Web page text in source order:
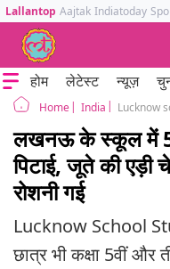
Lallantop Aajtak Indiatoday
होम लेटेस्ट न्यूज़
Home India
लखनऊ के स्कूल में
पिटाई, जूते की
रोशनी गई
Lucknow School
छात्र भी कक्षा 5वीं और